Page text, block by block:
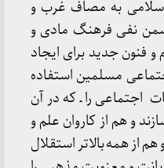
به مصاف غرب و
ضمن نفی فرهنگ مادی و
فنون جدید برای ایجاد
مسلمین استفاده
اجتماعی را ـ که در آن
و هم از کاروان علم و
از همه بالاتر استقلال